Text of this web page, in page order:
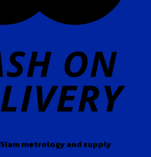
Siam metrology and supply